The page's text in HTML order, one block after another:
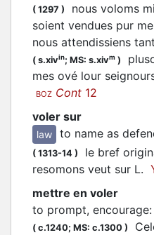
( 1297 ) nous voloms
soient vendues pur
nous attendissiens
( s.xivin; MS: s.xivm )
mes ové lour
BOZ Cont 12
voler sur
law to name as
( 1313-14 ) le bref
resomons veut sur L.
mettre en voler
to prompt, encourage:
( c.1240; MS: c.1300 )